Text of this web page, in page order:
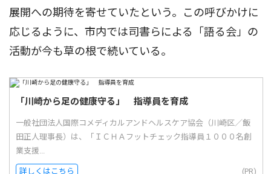
展開への期待を寄せていたという。この呼びかけに
応じるように、市内では司書らによる「語る会」の
活動が今も草の根で続いている。
「川崎から足の健康守る」 指導員を育成
一般社団法人国際コメディカルアンドヘルスケア協会（川崎区／飯
田正人理事長）は、「ＩＣＨＡフットチェック指導員１０００名創
業支援...
詳しくはこちら (PR)